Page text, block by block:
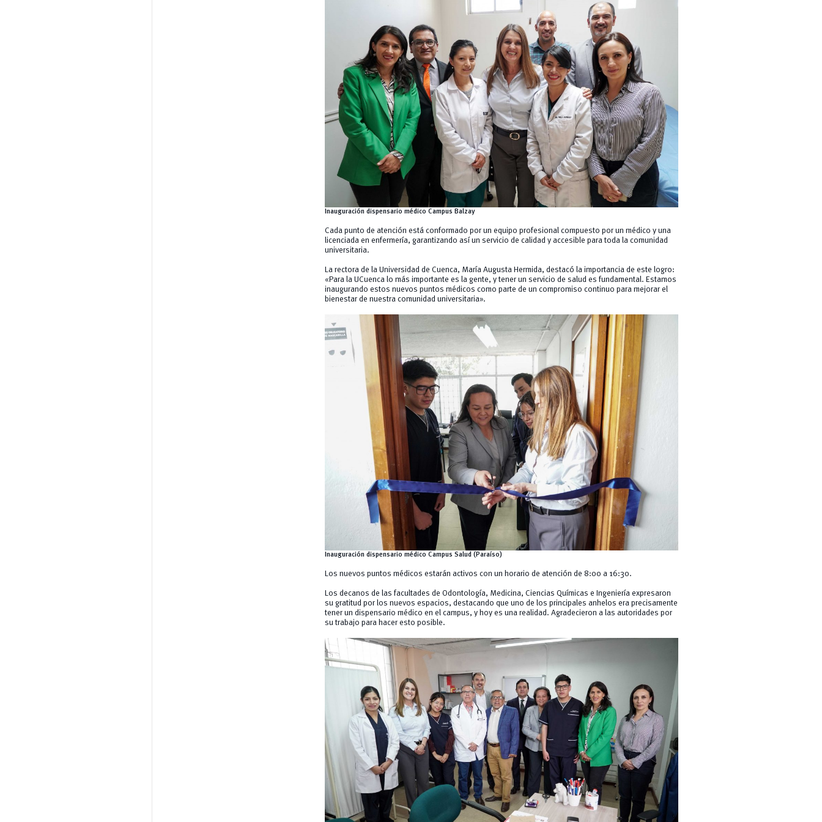
Inauguración dispensario médico Campus Balzay
Cada punto de atención está conformado por un equipo profesional compuesto por un médico y una
licenciada en enfermería, garantizando así un servicio de calidad y accesible para toda la comunidad
universitaria.
La rectora de la Universidad de Cuenca, María Augusta Hermida, destacó la importancia de este logro:
«Para la UCuenca lo más importante es la gente, y tener un servicio de salud es fundamental. Estamos
inaugurando estos nuevos puntos médicos como parte de un compromiso continuo para mejorar el
bienestar de nuestra comunidad universitaria».
Inauguración dispensario médico Campus Salud (Paraíso)
Los nuevos puntos médicos estarán activos con un horario de atención de 8:00 a 16:30.
Los decanos de las facultades de Odontología, Medicina, Ciencias Químicas e Ingeniería expresaron
su gratitud por los nuevos espacios, destacando que uno de los principales anhelos era precisamente
tener un dispensario médico en el campus, y hoy es una realidad. Agradecieron a las autoridades por
su trabajo para hacer esto posible.